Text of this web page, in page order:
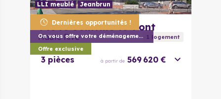
Dernières opportunités !
On vous offre votre déménagement (1) !
Offre exclusive
LLI meublé
Jeanbrun
94340 Joinville-le-Pont
Haute Rive 1 logement
3 pièces à partir de 569 620 €